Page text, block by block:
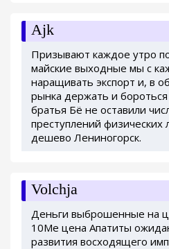
Ajk
Призывают каждое утро
майские выходные мы с
наращивать экспорт и, в
рынка держать и
братья Бё не оставили
преступлений
дешево Лениногорск.
Volchja
Деньги выброшенные на
10Me цена Апатиты
развития восходящего